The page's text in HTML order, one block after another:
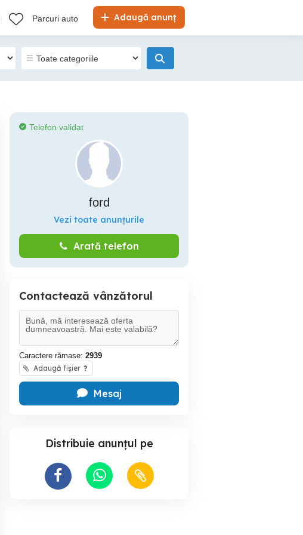
Adaugă anunț
Parcuri auto
Telefon validat
ford
Vezi toate anunțurile
Arată telefon
Contactează vânzătorul
Caractere rămase: 2939
Adaugă fișier ?
Mesaj
Distribuie anunțul pe